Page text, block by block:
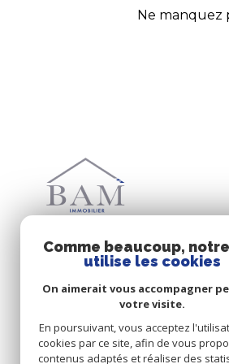
Ne manquez
© 2026 | Tous droits réservés
Comme beaucoup,
utilise les cookies
On aimerait vous accompagner
votre visite.
En poursuivant, vous acceptez
cookies par ce site, afin de vous
contenus adaptés et réaliser des